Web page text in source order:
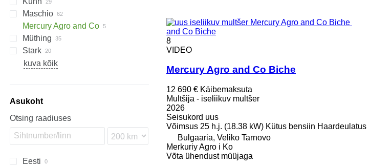
USM
FC
GMD
Tbes
Maschio
Barbi
Birba
Bisonte
Brava
Jolly
Mercury Agro and Co
Müthing
MU
Grizzly
Raptor
BP
Kangu
SinusCut
5026
FX
H3
MINI-BMS
SMO
Stark
MU
kuva kõik
Asukoht
Otsing raadiuses
Eesti
and Co Biche
8
VIDEO
Mercury Agro and Co Biche
12 690 € Käibemaksuta
Multšija - iseliikuv multšer
2026
Seisukord uus
Võimsus 25 h.j. (18.38 kW) Kütus bensiin Haardeulatus
Bulgaaria, Veliko Tarnovo
Merkuriy Agro i Ko
Võta ühendust müüjaga